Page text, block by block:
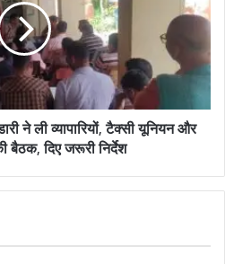
ने ली व्यापारियों, टैक्सी यूनियन और
दिए जरूरी निर्देश